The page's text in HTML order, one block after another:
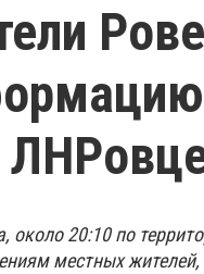
около 20:10 по
местных жителей,